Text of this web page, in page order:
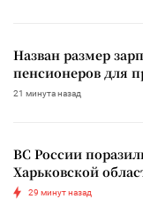
Назван размер
пенсионеров для
21 минута назад
ВС России
Харьковской
29 минут назад